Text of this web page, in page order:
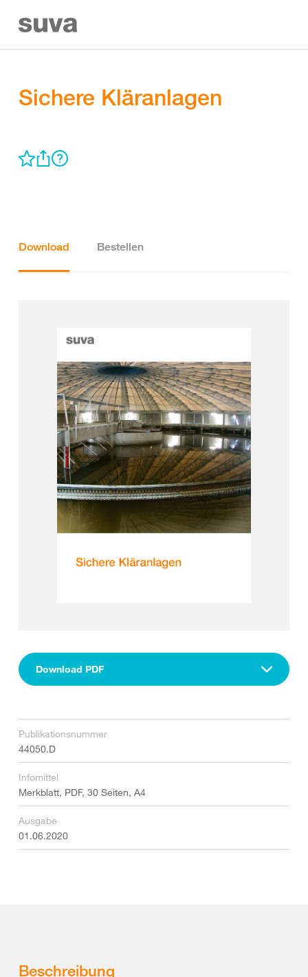
Sichere Kläranlagen
Download Bestellen
Download PDF
Publikationsnummer
44050.D
Infomittel
Merkblatt, PDF, 30 Seiten, A4
Ausgabe
01.06.2020
Beschreibung